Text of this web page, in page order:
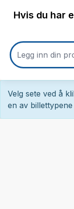
Hvis du har
Velg sete ved å
en av